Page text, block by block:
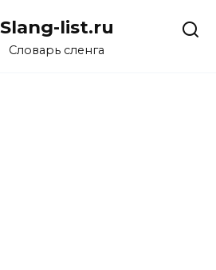
Slang-list.ru
Словарь сленга